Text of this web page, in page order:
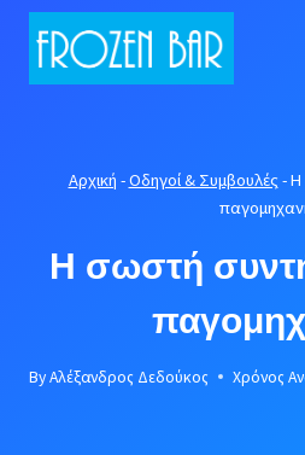
Skip
content
Αρχική -Οδηγοί & Συμβουλές-Η
Η σωστή
ByΑλέξανδρος Δεδούκος Χρόνος